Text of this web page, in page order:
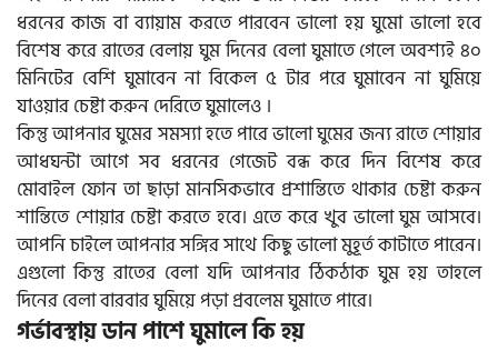
ধরনের কাজ বা ব্যায়াম করতে পারবেন ভালো হয় ঘুমো ভালো হবে
বিশেষ করে রাতের বেলায় ঘুম দিনের বেলা ঘুমাতে গেলে অবশ্যই ৪০
মিনিটের বেশি ঘুমাবেন না বিকেল ৫ টার পরে ঘুমাবেন না ঘুমিয়ে
যাওয়ার চেষ্টা করুন দেরিতে ঘুমালেও ।
কিন্তু আপনার ঘুমের সমস্যা হতে পারে ভালো ঘুমের জন্য রাতে শোয়ার
আধঘন্টা আগে সব ধরনের গেজেট বন্ধ করে দিন বিশেষ করে
মোবাইল ফোন তা ছাড়া মানসিকভাবে প্রশান্তিতে থাকার চেষ্টা করুন
শান্তিতে শোয়ার চেষ্টা করতে হবে। এতে করে খুব ভালো ঘুম আসবে।
আপনি চাইলে আপনার সঙ্গির সাথে কিছু ভালো মুহূর্ত কাটাতে পারেন।
এগুলো কিন্তু রাতের বেলা যদি আপনার ঠিকঠাক ঘুম হয় তাহলে
দিনের বেলা বারবার ঘুমিয়ে পড়া প্রবলেম ঘুমাতে পারে।
গর্ভাবস্থায় ডান পাশে ঘুমালে কি হয়